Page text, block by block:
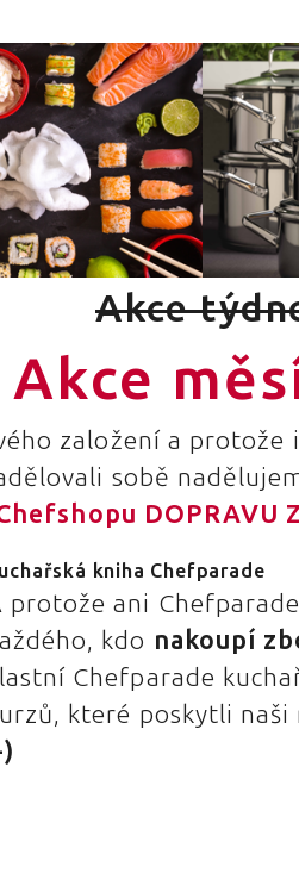
Akce
Akce
založení a
sobě
DOPRAVU
kniha Chefparade
protože ani
kdo nakoupí
Chefparade
které poskytli naši